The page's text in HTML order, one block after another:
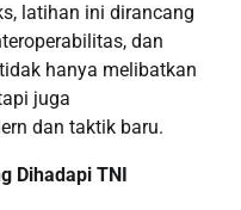
latihan ini dirancang
dan
hanya melibatkan
juga
dan taktik baru.
Dihadapi TNI